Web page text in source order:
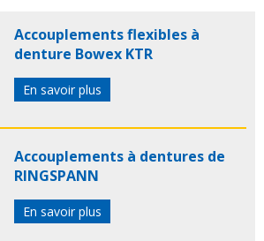
Accouplements flexibles à
denture Bowex KTR
En savoir plus
Accouplements à dentures de
RINGSPANN
En savoir plus